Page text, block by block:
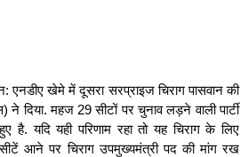
एनडीए खेमे में दूसरा सरप्राइज चिराग पासवान की
ने दिया. महज 29 सीटों पर चुनाव लड़ने वाली पार्टी
है. यदि यही परिणाम रहा तो यह चिराग के लिए
सीटें आने पर चिराग उपमुख्यमंत्री पद की मांग रख